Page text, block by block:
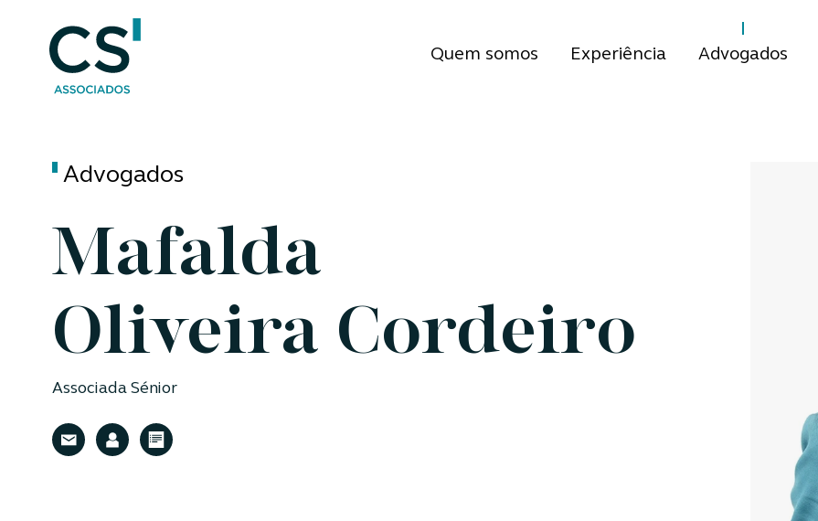
Quem somos Experiência Advogados
Advogados
Mafalda
Oliveira Cordeiro
Associada Sénior